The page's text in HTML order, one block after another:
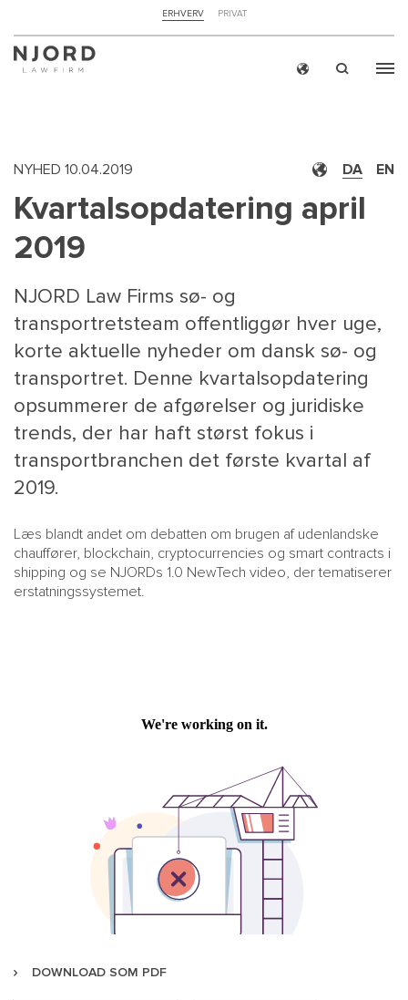
TOP
MENU
ERHVERV PRIVAT
DA EN
NYHED 10.04.2019
Kvartalsopdatering april
2019
NJORD Law Firms sø- og
transportretsteam offentliggør hver uge,
korte aktuelle nyheder om dansk sø- og
transportret. Denne kvartalsopdatering
opsummerer de afgørelser og juridiske
trends, der har haft størst fokus i
transportbranchen det første kvartal af
2019.
Læs blandt andet om debatten om brugen af udenlandske
chauffører, blockchain, cryptocurrencies og smart contracts i
shipping og se NJORDs 1.0 NewTech video, der tematiserer
erstatningssystemet.
DOWNLOAD SOM PDF